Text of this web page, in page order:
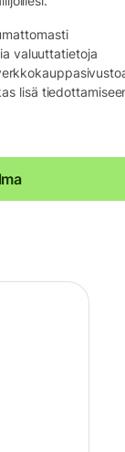
valuuttatietoja
lisä